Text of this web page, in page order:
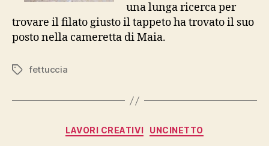
una lunga ricerca per
trovare il filato giusto il tappeto ha trovato il suo
posto nella cameretta di Maia.
Tag fettuccia
Categorie
LAVORI CREATIVI UNCINETTO